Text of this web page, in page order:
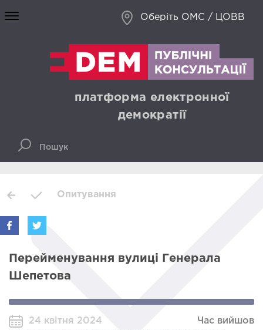
Оберіть ОМС / ЦОВВ
платформа електронної
демократії
Опитування
Перейменування вулиці Генерала
Шепетова
24 квітня 2024
Час вийшов